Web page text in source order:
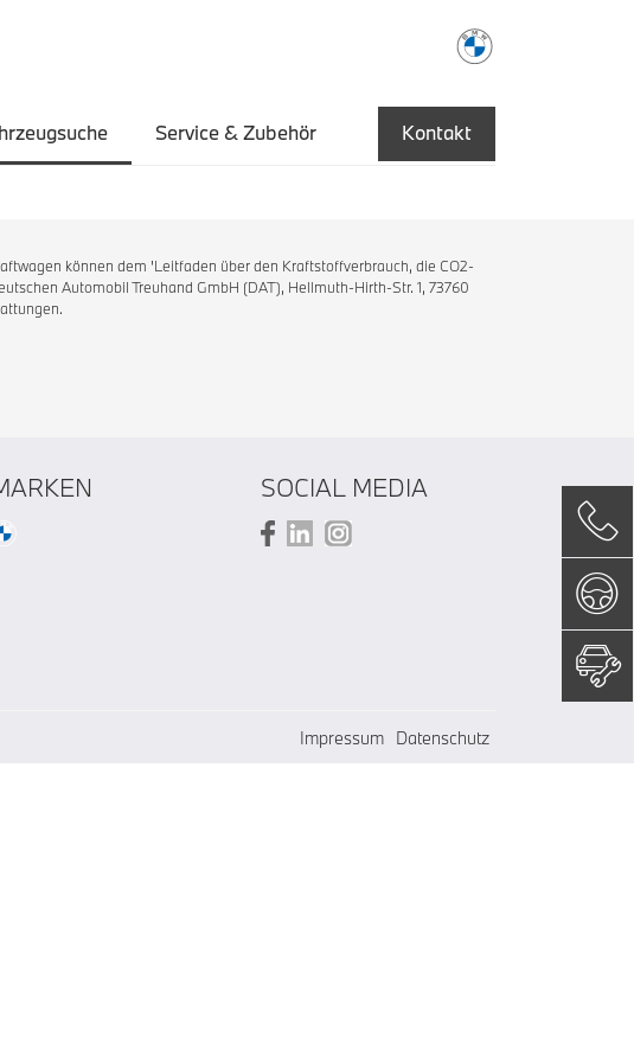
Service & Zubehör Kontakt
können dem 'Leitfaden über den Kraftstoffverbrauch, die CO2-
Automobil Treuhand GmbH (DAT), Hellmuth-Hirth-Str. 1, 73760
SOCIAL MEDIA
Impressum Datenschutz